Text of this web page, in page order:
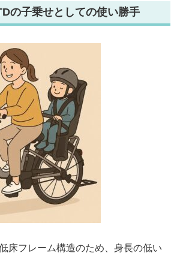
の子乗せとしての使い勝手
床フレーム構造のため、身長の低い